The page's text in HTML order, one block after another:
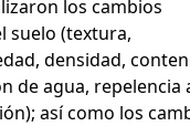
los cambios
suelo (textura,
densidad,
de agua, repelencia
así como los